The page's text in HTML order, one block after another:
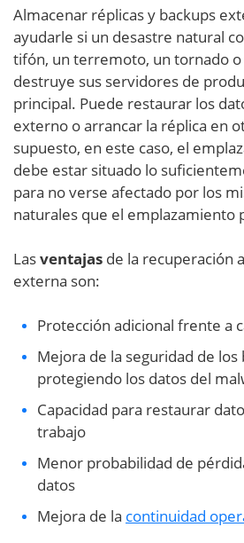
Almacenar réplicas y backups
ayudarle si un desastre natural
tifón, un terremoto, un tornado o
destruye sus servidores de
principal. Puede restaurar los
externo o arrancar la réplica en
supuesto, en este caso, el
debe estar situado lo
para no verse afectado por los
naturales que el emplazamiento
Lasventajas de la recuperación
externa son:
Protección adicional frente a
Mejora de la seguridad de los
protegiendo los datos del
Capacidad para restaurar
trabajo
Menor probabilidad de
datos
Mejora de la continuidad